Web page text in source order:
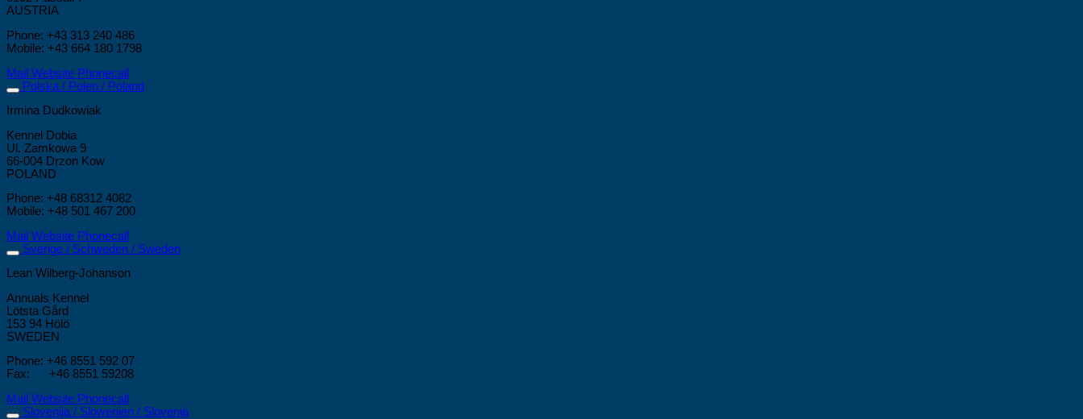
AUSTRIA
Phone: +43 313 240 486
Mobile: +43 664 180 1798
Mail Website Phonecall
Polska / Polen / Poland
Irmina Dudkowiak
Kennel Dobia
Ul. Zamkowa 9
66-004 Drzon Kow
POLAND
Phone: +48 68312 4082
Mobile: +48 501 467 200
Mail Website Phonecall
Sverige / Schweden / Sweden
Lean Wilberg-Johanson
Annuals Kennel
Lötsta Gård
153 94 Hölö
SWEDEN
Phone: +46 8551 592 07
Fax: +46 8551 59208
Mail Website Phonecall
Slovenija / Slowenien / Slovenia